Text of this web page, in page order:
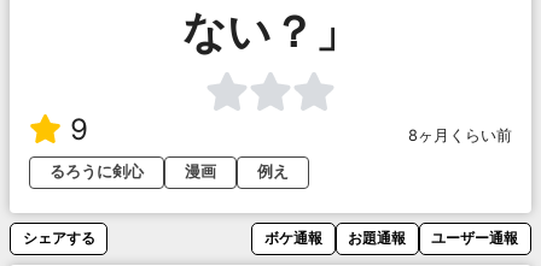
ない？」
9
8ヶ月くらい前
るろうに剣心
漫画 例え
シェアする ボケ通報 お題通報 ユーザー通報